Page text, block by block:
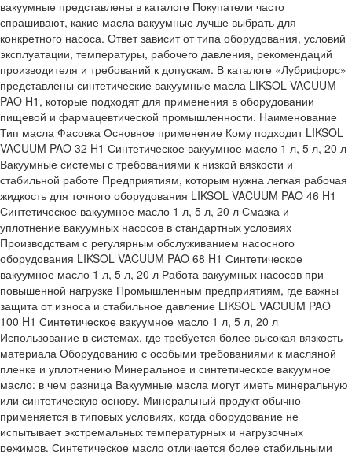
вакуумные представлены в каталоге Покупатели часто
спрашивают, какие масла вакуумные лучше выбрать для
конкретного насоса. Ответ зависит от типа оборудования, условий
эксплуатации, температуры, рабочего давления, рекомендаций
производителя и требований к допускам. В каталоге «Лубрифорс»
представлены синтетические вакуумные масла LIKSOL VACUUM
PAO H1, которые подходят для применения в оборудовании
пищевой и фармацевтической промышленности. Наименование
Тип масла Фасовка Основное применение Кому подходит LIKSOL
VACUUM PAO 32 H1 Синтетическое вакуумное масло 1 л, 5 л, 20 л
Вакуумные системы с требованиями к низкой вязкости и
стабильной работе Предприятиям, которым нужна легкая рабочая
жидкость для точного оборудования LIKSOL VACUUM PAO 46 H1
Синтетическое вакуумное масло 1 л, 5 л, 20 л Смазка и
уплотнение вакуумных насосов в стандартных условиях
Производствам с регулярным обслуживанием насосного
оборудования LIKSOL VACUUM PAO 68 H1 Синтетическое
вакуумное масло 1 л, 5 л, 20 л Работа вакуумных насосов при
повышенной нагрузке Промышленным предприятиям, где важны
защита от износа и стабильное давление LIKSOL VACUUM PAO
100 H1 Синтетическое вакуумное масло 1 л, 5 л, 20 л
Использование в системах, где требуется более высокая вязкость
материала Оборудованию с особыми требованиями к масляной
пленке и уплотнению Минеральное и синтетическое вакуумное
масло: в чем разница Вакуумные масла могут иметь минеральную
или синтетическую основу. Минеральный продукт обычно
применяется в типовых условиях, когда оборудование не
испытывает экстремальных температурных и нагрузочных
режимов. Синтетическое масло отличается более стабильными